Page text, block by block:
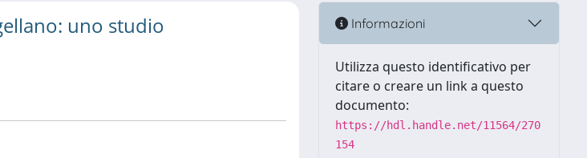
uno studio
Informazioni
Utilizza questo identificativo per
citare o creare un link a questo
documento:
https://hdl.handle.net/11564/270
154